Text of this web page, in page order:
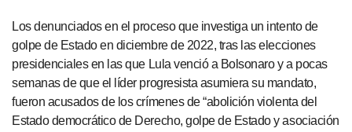
Los denunciados en el proceso que investiga un intento de
golpe de Estado en diciembre de 2022, tras las elecciones
presidenciales en las que Lula venció a Bolsonaro y a pocas
semanas de que el líder progresista asumiera su mandato,
fueron acusados de los crímenes de “abolición violenta del
Estado democrático de Derecho, golpe de Estado y asociación